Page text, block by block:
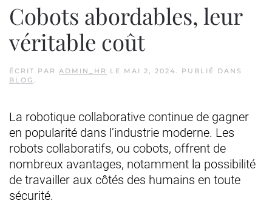
Cobots abordables, leur
véritable coût
ÉCRIT PAR ADMIN_HR LE MAI 2, 2024. PUBLIÉ DANS
BLOG.
La robotique collaborative continue de gagner
en popularité dans l’industrie moderne. Les
robots collaboratifs, ou cobots, offrent de
nombreux avantages, notamment la possibilité
de travailler aux côtés des humains en toute
sécurité.